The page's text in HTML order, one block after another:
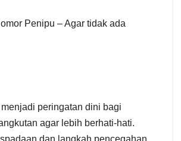
Penipu – Agar tidak ada
menjadi peringatan dini bagi
agar lebih berhati-hati.
dan langkah pencegahan,